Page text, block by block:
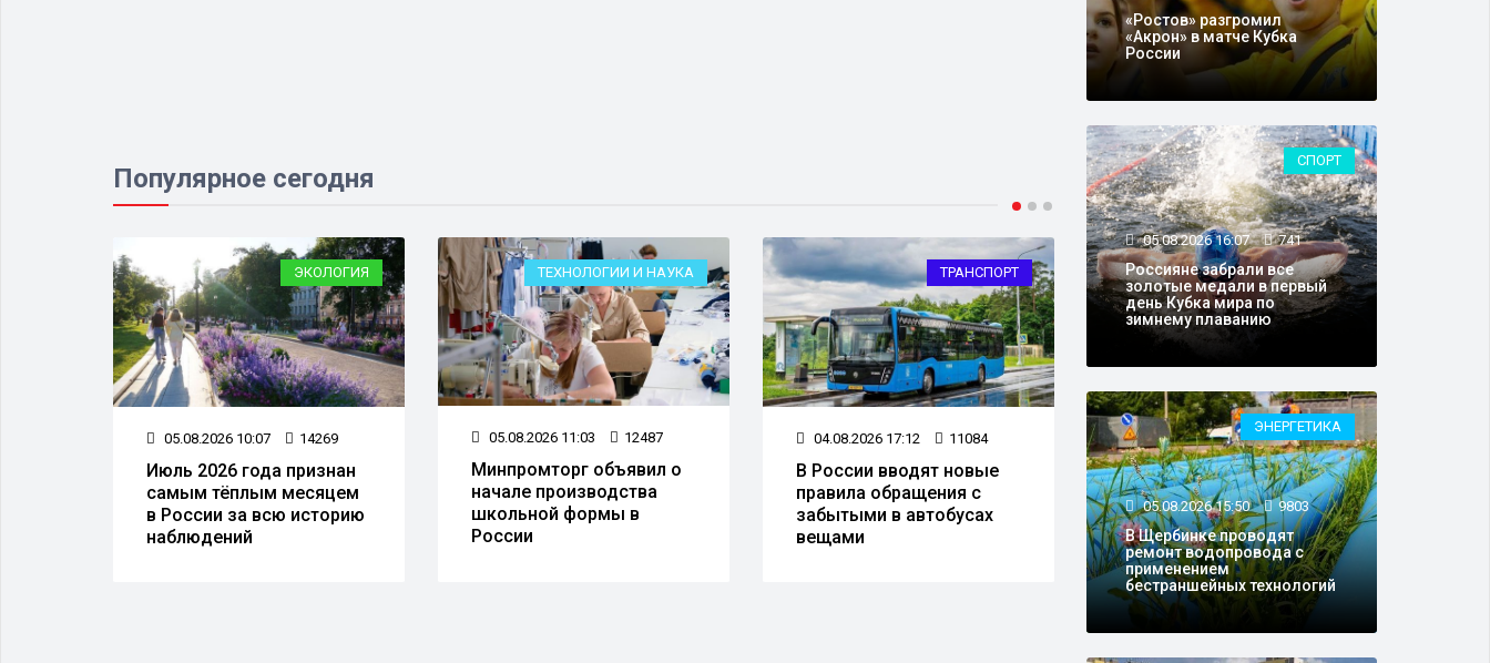
Популярное сегодня
ЭКОЛОГИЯ
05.08.2026 10:07 14269
Июль 2026 года признан
самым тёплым месяцем
в России за всю историю
наблюдений
ТЕХНОЛОГИИ И НАУКА
05.08.2026 11:03 12487
Минпромторг объявил о
начале производства
школьной формы в
России
ТРАНСПОРТ
04.08.2026 17:12 11084
В России вводят новые
правила обращения с
забытыми в автобусах
вещами
ЭКОЛОГИЯ
04.08.2026 12:05 8220
Ученые прогнозируют
учащение
продолжительных волн
жары на юге Сибири
«Ростов» разгромил
«Акрон» в матче Кубка
России
СПОРТ
05.08.2026 16:07 741
Россияне забрали все
золотые медали в первый
день Кубка мира по
зимнему плаванию
ЭНЕРГЕТИКА
05.08.2026 15:50 9803
В Щербинке проводят
ремонт водопровода с
применением
бестраншейных технологий